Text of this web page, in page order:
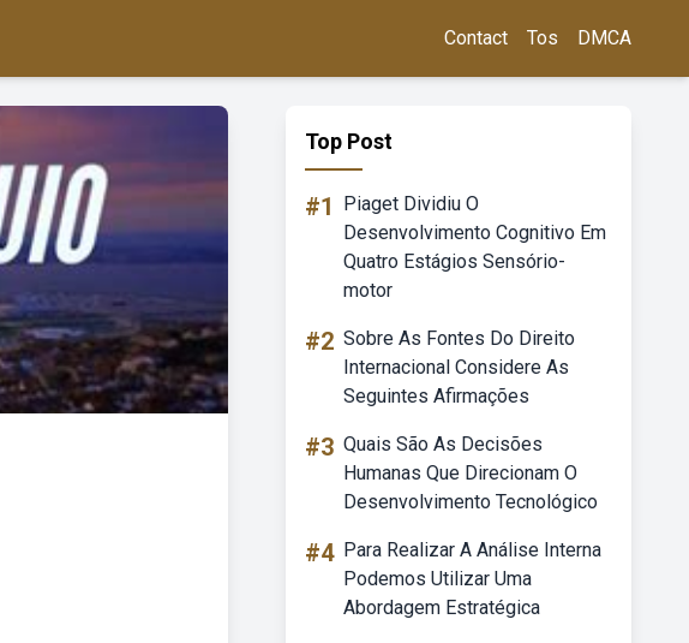
Contact Tos DMCA
Top Post
#1
Piaget Dividiu O
Desenvolvimento Cognitivo Em
Quatro Estágios Sensório-
motor
#2 Sobre As Fontes Do Direito
Internacional Considere As
Seguintes Afirmações
#3 Quais São As Decisões
Humanas Que Direcionam O
Desenvolvimento Tecnológico
#4 Para Realizar A Análise Interna
Podemos Utilizar Uma
Abordagem Estratégica